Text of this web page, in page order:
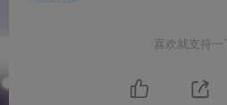
喜欢就支持一